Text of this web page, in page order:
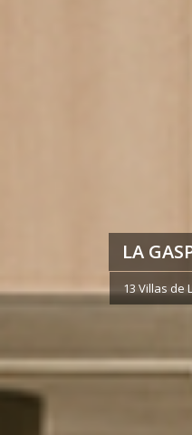
LA
13 Villas de